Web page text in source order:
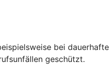
bei
geschützt.